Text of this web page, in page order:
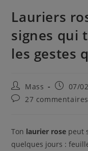
Lauriers
signes qui
les gestes
Mass 07/
27 commentaires
Ton laurier rose peut
quelques jours :